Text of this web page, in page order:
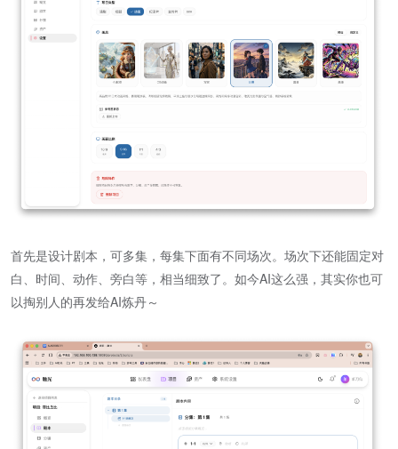
首先是设计剧本，可多集，每集下面有不同场次。场次下还能固定对
白、时间、动作、旁白等，相当细致了。如今AI这么强，其实你也可
以掏别人的再发给AI炼丹～